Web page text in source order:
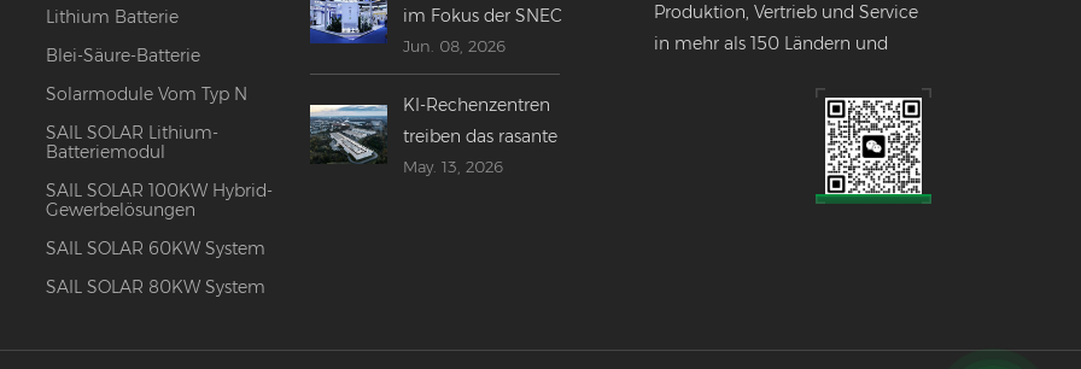
Lithium Batterie
Blei-Säure-Batterie
Solarmodule Vom Typ N
SAIL SOLAR Lithium-
Batteriemodul
SAIL SOLAR 100KW Hybrid-
Gewerbelösungen
SAIL SOLAR 60KW System
SAIL SOLAR 80KW System
im Fokus der SNEC
2026 –
Innovationen,
Fusionen und
globaler Ausblick
Jun. 08, 2026
KI-Rechenzentren
treiben das rasante
Wachstum der globalen
May. 13, 2026
Produktion, Vertrieb und Service
in mehr als 150 Ländern und